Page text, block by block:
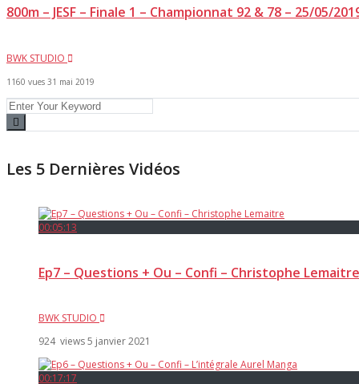
800m – JESF – Finale 1 – Championnat 92 & 78 – 25/05/
BWK STUDIO
1160 vues 31 mai 2019
Les 5 Dernières Vidéos
00:05:13
Ep7 – Questions + Ou – Confi – Christophe Lemaitre
BWK STUDIO
924 views5 janvier 2021
00:17:17